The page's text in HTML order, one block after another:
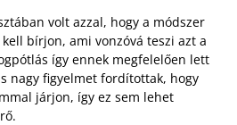
volt azzal, hogy a módszer
bírjon, ami vonzóvá teszi azt a
így ennek megfelelően lett
nagy figyelmet fordítottak, hogy
járjon, így ez sem lehet